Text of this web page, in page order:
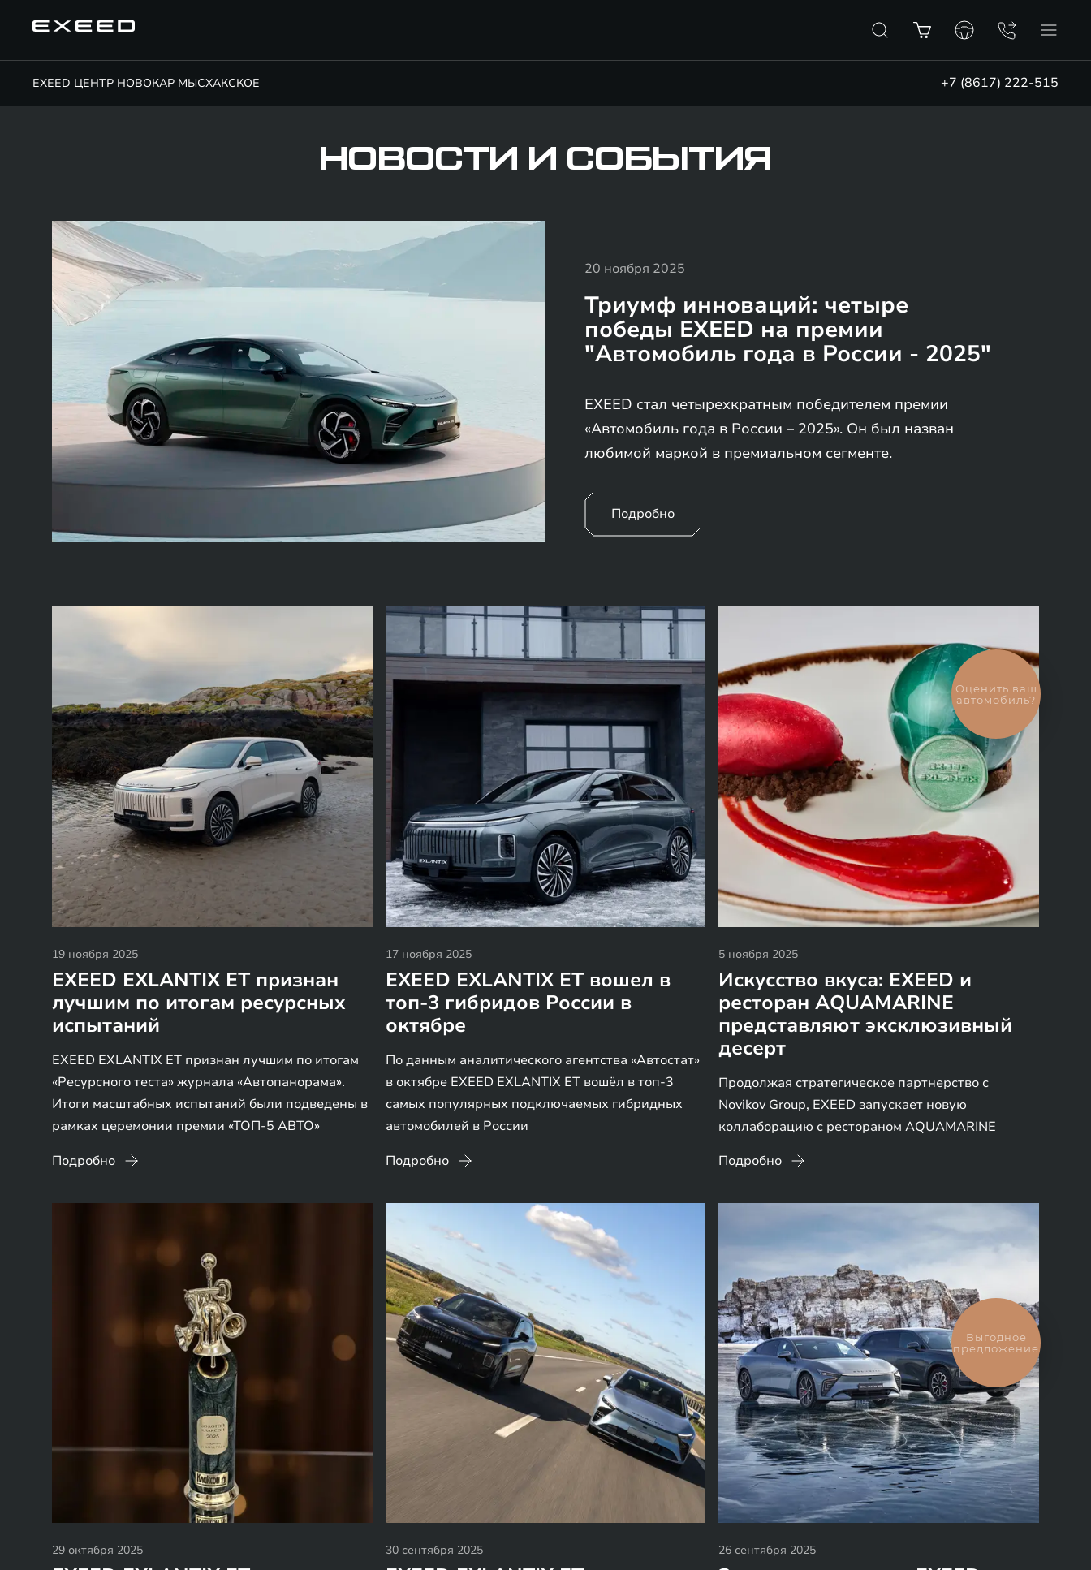
EXEED ЦЕНТР НОВОКАР МЫСХАКСКОЕ +7 (8617) 222-515
НОВОСТИ И СОБЫТИЯ
20 ноября 2025
Триумф инноваций: четыре
победы EXEED на премии
"Автомобиль года в России - 2025"
EXEED стал четырехкратным победителем премии
«Автомобиль года в России – 2025». Он был назван
любимой маркой в премиальном сегменте.
Подробно
19 ноября 2025
EXEED EXLANTIX ET признан
лучшим по итогам ресурсных
испытаний
EXEED EXLANTIX ET признан лучшим по итогам
«Ресурсного теста» журнала «Автопанорама».
Итоги масштабных испытаний были подведены в
рамках церемонии премии «ТОП-5 АВТО»
Подробно
17 ноября 2025
EXEED EXLANTIX ET вошел в
топ-3 гибридов России в
октябре
По данным аналитического агентства «Автостат»
в октябре EXEED EXLANTIX ET вошёл в топ-3
самых популярных подключаемых гибридных
автомобилей в России
Подробно
5 ноября 2025
Искусство вкуса: EXEED и
ресторан AQUAMARINE
представляют эксклюзивный
десерт
Продолжая стратегическое партнерство с
Novikov Group, EXEED запускает новую
коллаборацию с рестораном AQUAMARINE
Подробно
29 октября 2025 30 сентября 2025 26 сентября 2025
Оценить ваш
автомобиль?
Выгодное
предложение